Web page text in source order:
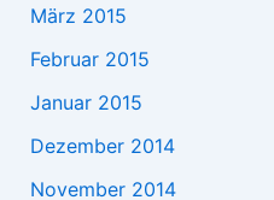
März 2015
Februar 2015
Januar 2015
Dezember 2014
November 2014